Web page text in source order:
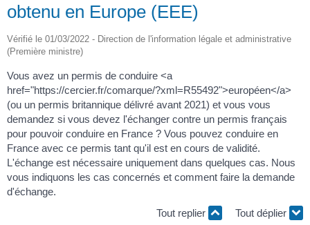
obtenu en Europe (EEE)
Vérifié le 01/03/2022 - Direction de l'information légale et administrative
(Première ministre)
Vous avez un permis de conduire <a
href="https://cercier.fr/comarque/?xml=R55492">européen</a>
(ou un permis britannique délivré avant 2021) et vous vous
demandez si vous devez l'échanger contre un permis français
pour pouvoir conduire en France ? Vous pouvez conduire en
France avec ce permis tant qu'il est en cours de validité.
L'échange est nécessaire uniquement dans quelques cas. Nous
vous indiquons les cas concernés et comment faire la demande
d'échange.
Tout replier
Tout déplier